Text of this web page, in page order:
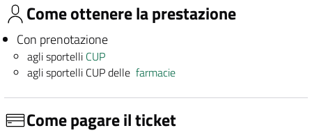
Come ottenere la prestazione
Con prenotazione
agli sportelli CUP
agli sportelli CUP dellefarmacie
Come pagare il ticket